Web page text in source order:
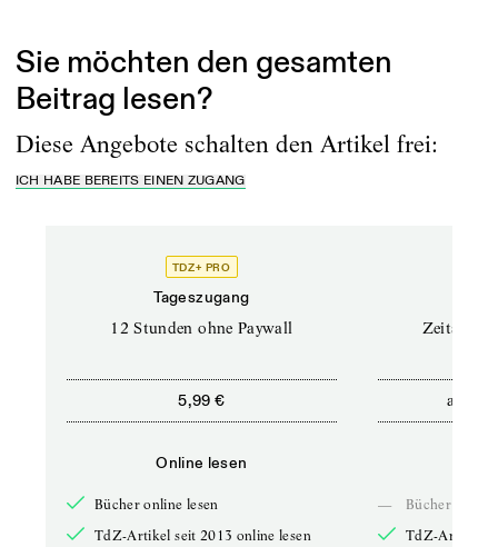
Sie möchten den gesamten
Beitrag lesen?
Diese Angebote schalten den Artikel frei:
ICH HABE BEREITS EINEN ZUGANG
TDZ+ PRO
Tageszugang
12 Stunden ohne Paywall
5,99 €
Online lesen
Bücher online lesen
TdZ-Artikel seit 2013 online lesen
ab
—
Bücher online
TdZ-Artikel